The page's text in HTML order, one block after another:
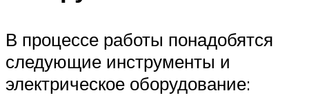
В процессе работы понадобятся
следующие инструменты и
электрическое оборудование: